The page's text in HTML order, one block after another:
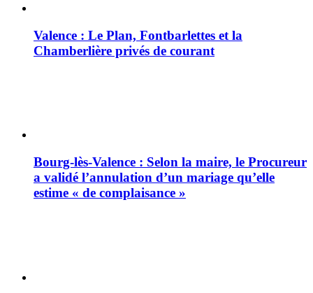
Valence : Le Plan, Fontbarlettes et la
Chamberlière privés de courant
Bourg-lès-Valence : Selon la maire, le Procureur
a validé l’annulation d’un mariage qu’elle
estime « de complaisance »